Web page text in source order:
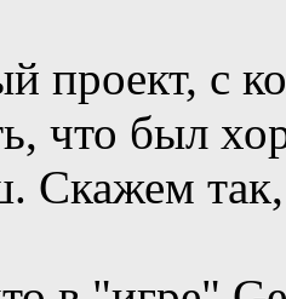
проект, с
что был
Скажем